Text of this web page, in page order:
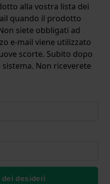
alla vostra lista dei
quando il prodotto
siete obbligati ad
e-mail viene utilizzato
scorte. Subito dopo
Non riceverete
desideri